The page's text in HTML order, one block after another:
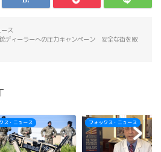
ス
ディーラーへの圧力キャンペーン 安全な街を取
ス・ニュース フォックス・ニュース